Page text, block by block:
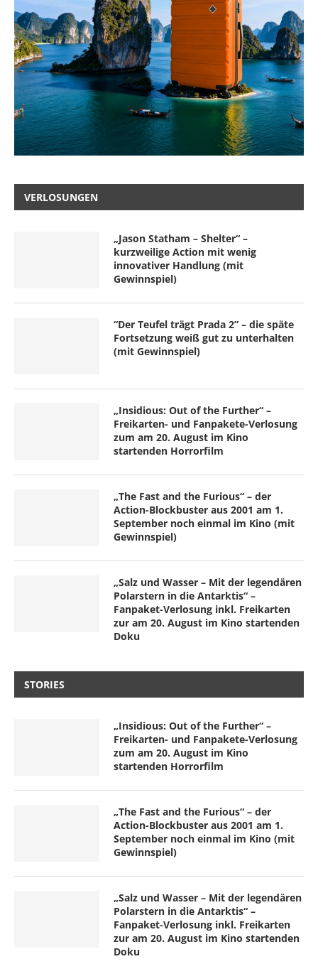
VERLOSUNGEN
„Jason Statham – Shelter“ –
kurzweilige Action mit wenig
innovativer Handlung (mit
Gewinnspiel)
“Der Teufel trägt Prada 2” – die späte
Fortsetzung weiß gut zu unterhalten
(mit Gewinnspiel)
„Insidious: Out of the Further“ –
Freikarten- und Fanpakete-Verlosung
zum am 20. August im Kino
startenden Horrorfilm
„The Fast and the Furious“ – der
Action-Blockbuster aus 2001 am 1.
September noch einmal im Kino (mit
Gewinnspiel)
„Salz und Wasser – Mit der legendären
Polarstern in die Antarktis“ –
Fanpaket-Verlosung inkl. Freikarten
zur am 20. August im Kino startenden
Doku
STORIES
„Insidious: Out of the Further“ –
Freikarten- und Fanpakete-Verlosung
zum am 20. August im Kino
startenden Horrorfilm
„The Fast and the Furious“ – der
Action-Blockbuster aus 2001 am 1.
September noch einmal im Kino (mit
Gewinnspiel)
„Salz und Wasser – Mit der legendären
Polarstern in die Antarktis“ –
Fanpaket-Verlosung inkl. Freikarten
zur am 20. August im Kino startenden
Doku